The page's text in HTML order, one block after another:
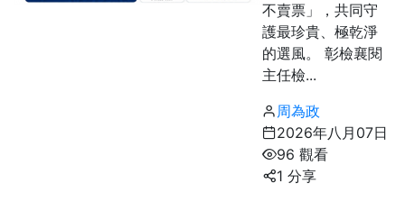
不賣票」，共同守
護最珍貴、極乾淨
的選風。 彰檢襄閱
主任檢...
周為政
2026年八月07日
96 觀看
1 分享